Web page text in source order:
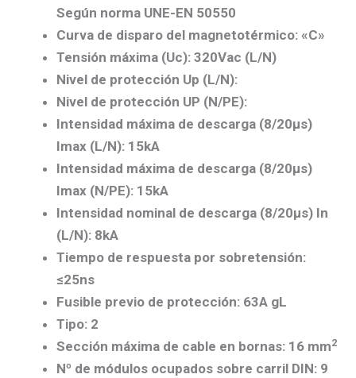
Según norma UNE-EN 50550
Curva de disparo del magnetotérmico: «C»
Tensión máxima (Uc): 320Vac (L/N)
Nivel de protección Up (L/N):
Nivel de protección UP (N/PE):
Intensidad máxima de descarga (8/20µs)
Imax (L/N): 15kA
Intensidad máxima de descarga (8/20µs)
Imax (N/PE): 15kA
Intensidad nominal de descarga (8/20µs) In
(L/N): 8kA
Tiempo de respuesta por sobretensión:
≤25ns
Fusible previo de protección: 63A gL
Tipo: 2
Sección máxima de cable en bornas: 16 mm2
Nº de módulos ocupados sobre carril DIN: 9